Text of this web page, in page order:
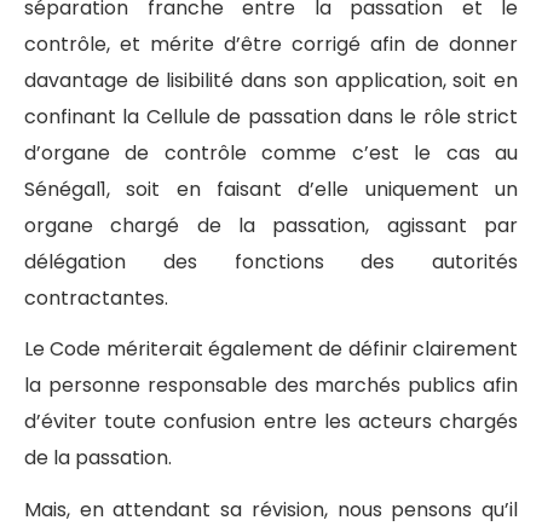
séparation franche entre la passation et le
contrôle, et mérite d’être corrigé afin de donner
davantage de lisibilité dans son application, soit en
confinant la Cellule de passation dans le rôle strict
d’organe de contrôle comme c’est le cas au
Sénégal1, soit en faisant d’elle uniquement un
organe chargé de la passation, agissant par
délégation des fonctions des autorités
contractantes.
Le Code mériterait également de définir clairement
la personne responsable des marchés publics afin
d’éviter toute confusion entre les acteurs chargés
de la passation.
Mais, en attendant sa révision, nous pensons qu’il